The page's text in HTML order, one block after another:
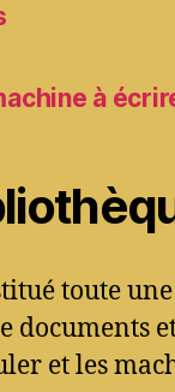
à
toute
documents
et les